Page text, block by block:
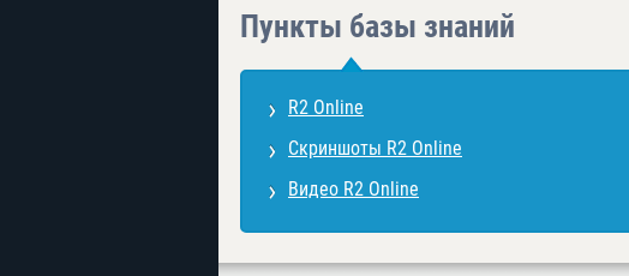
Пункты базы знаний
R2 Online
Скриншоты R2 Online
Видео R2 Online